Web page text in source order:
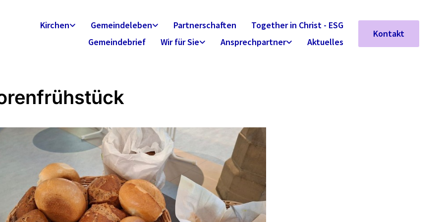
Kirchen Gemeindeleben Partnerschaften
Together in Christ - ESG
Gemeindebrief
Wir für Sie Ansprechpartner Aktuelles
Kontakt